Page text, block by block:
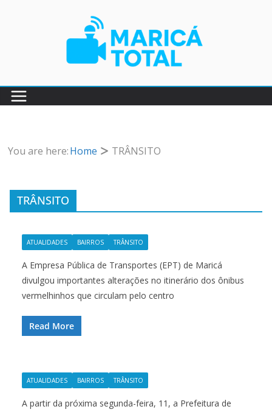
You are here:Home TRÂNSITO
TRÂNSITO
ATUALIDADES BAIRROS TRÂNSITO
A Empresa Pública de Transportes (EPT) de Maricá
divulgou importantes alterações no itinerário dos ônibus
vermelhinhos que circulam pelo centro
Read More
ATUALIDADES BAIRROS TRÂNSITO
A partir da próxima segunda-feira, 11, a Prefeitura de